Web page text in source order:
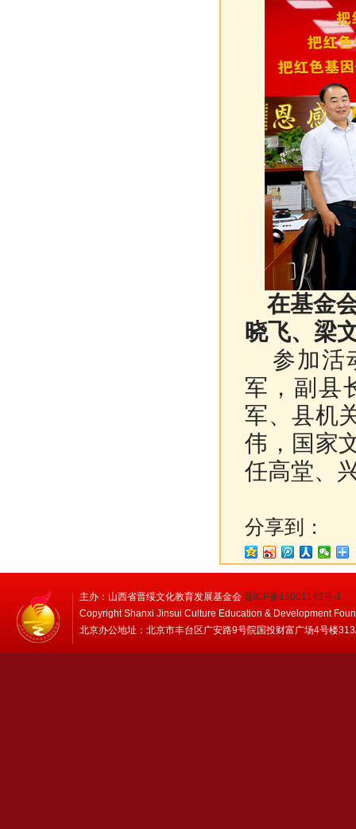
在基金
晓飞、梁
参加活
军，副县
军、县机
伟，国家
任高堂、
分享到：
主办：山西省晋绥文化教育发展基金会 晋ICP备15001143号-1
Copyright Shanxi Jinsui Culture Education & Development
北京办公地址：北京市丰台区广安路9号院国投财富广场4号楼